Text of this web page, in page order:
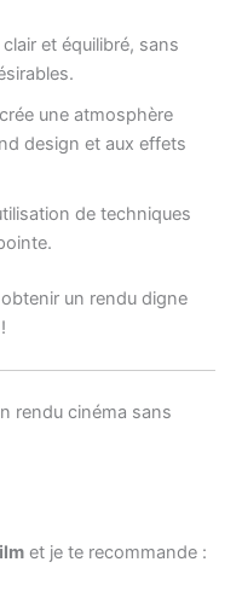
et équilibré, sans
une atmosphère
design et aux effets
de techniques
un rendu digne
rendu cinéma sans
et je te recommande :